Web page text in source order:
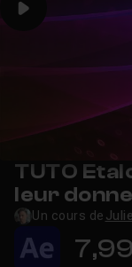
Play
TUTO
leur
Un cours de